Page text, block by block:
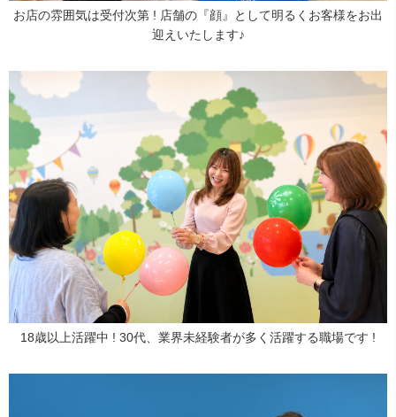
お店の雰囲気は受付次第 ! 店舗の『顔』として明るくお客様をお出
迎えいたします♪
18歳以上活躍中 ! 30代、業界未経験者が多く活躍する職場です !